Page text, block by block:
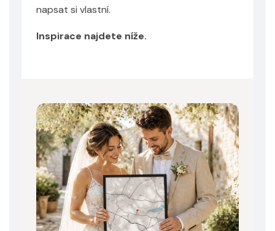
napsat si vlastní.
Inspirace najdete níže.